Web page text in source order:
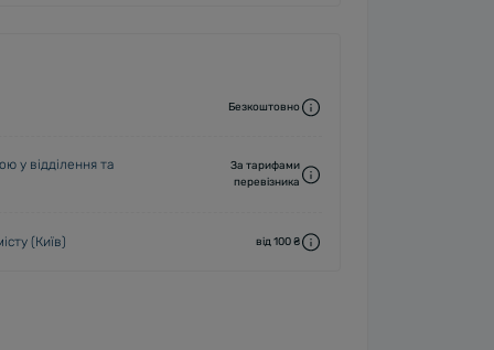
Безкоштовно
у відділення та
За тарифами
перевізника
(Київ) від 100 ₴